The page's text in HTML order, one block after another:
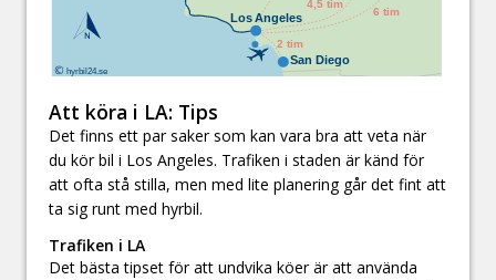
Att köra i LA: Tips
Det finns ett par saker som kan vara bra att veta när
du kör bil i Los Angeles. Trafiken i staden är känd för
att ofta stå stilla, men med lite planering går det fint att
ta sig runt med hyrbil.
Trafiken i LA
Det bästa tipset för att undvika köer är att använda